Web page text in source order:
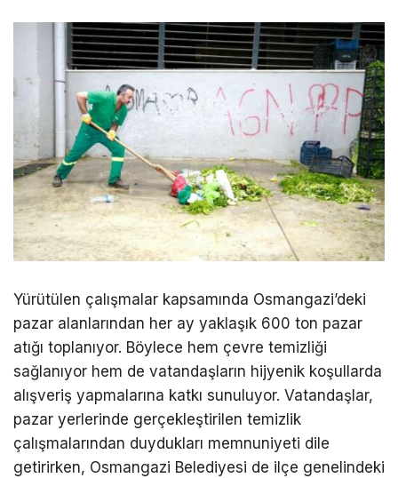
Yürütülen çalışmalar kapsamında Osmangazi’deki
pazar alanlarından her ay yaklaşık 600 ton pazar
atığı toplanıyor. Böylece hem çevre temizliği
sağlanıyor hem de vatandaşların hijyenik koşullarda
alışveriş yapmalarına katkı sunuluyor. Vatandaşlar,
pazar yerlerinde gerçekleştirilen temizlik
çalışmalarından duydukları memnuniyeti dile
getirirken, Osmangazi Belediyesi de ilçe genelindeki